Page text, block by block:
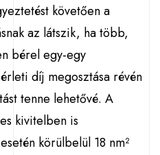
követően a
az látszik, ha több,
bérel egy-egy
díj megosztása révén
tenne lehetővé. A
kivitelben is
körülbelül 18 nm²